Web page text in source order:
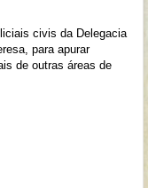
civis da Delegacia
para apurar
de outras áreas de